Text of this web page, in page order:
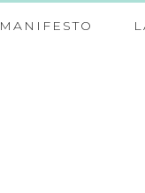
MANIFESTO